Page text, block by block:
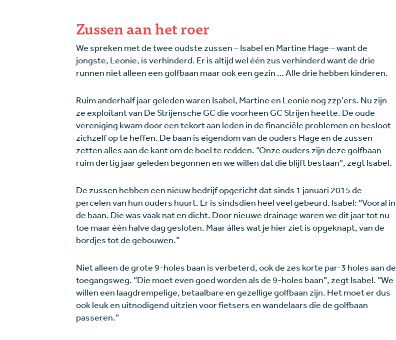
Zussen aan het roer
We spreken met de twee oudste zussen – Isabel en Martine Hage – want de
jongste, Leonie, is verhinderd. Er is altijd wel één zus verhinderd want de drie
runnen niet alleen een golfbaan maar ook een gezin … Alle drie hebben kinderen.
Ruim anderhalf jaar geleden waren Isabel, Martine en Leonie nog zzp’ers. Nu zijn
ze exploitant van De Strijensche GC die voorheen GC Strijen heette. De oude
vereniging kwam door een tekort aan leden in de financiële problemen en besloot
zichzelf op te heffen. De baan is eigendom van de ouders Hage en de zussen
zetten alles aan de kant om de boel te redden. “Onze ouders zijn deze golfbaan
ruim dertig jaar geleden begonnen en we willen dat die blijft bestaan”, zegt Isabel.
De zussen hebben een nieuw bedrijf opgericht dat sinds 1 januari 2015 de
percelen van hun ouders huurt. Er is sindsdien heel veel gebeurd. Isabel: “Vooral in
de baan. Die was vaak nat en dicht. Door nieuwe drainage waren we dit jaar tot nu
toe maar één halve dag gesloten. Maar álles wat je hier ziet is opgeknapt, van de
bordjes tot de gebouwen.”
Niet alleen de grote 9-holes baan is verbeterd, ook de zes korte par-3 holes aan de
toegangsweg. “Die moet even goed worden als de 9-holes baan”, zegt Isabel. “We
willen een laagdrempelige, betaalbare en gezellige golfbaan zijn. Het moet er dus
ook leuk en uitnodigend uitzien voor fietsers en wandelaars die de golfbaan
passeren.”